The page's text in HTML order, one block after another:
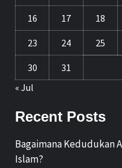
16 17 18
23 24 25
30
31
« Jul
Recent Posts
Bagaimana Kedudukan
Islam?